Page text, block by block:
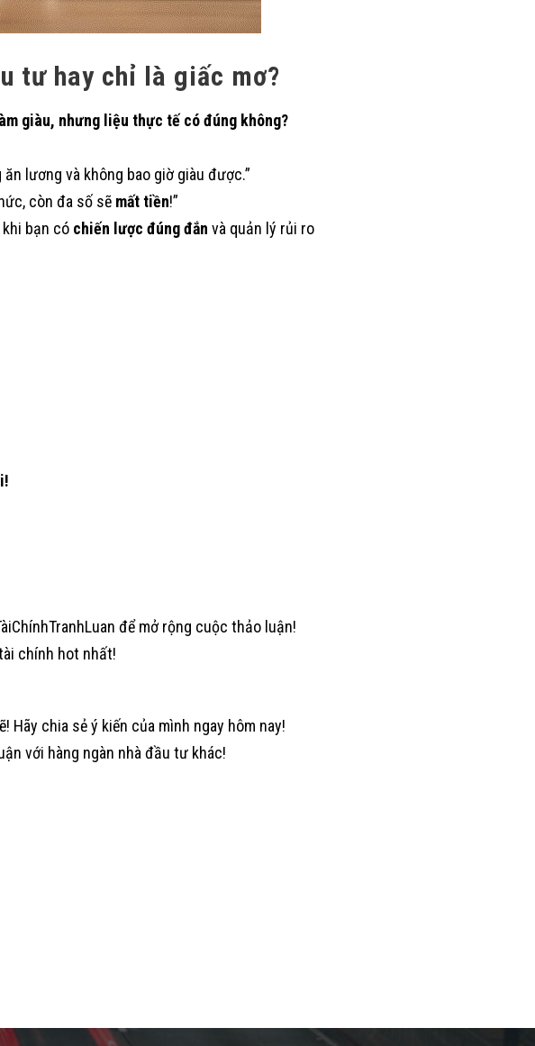
tư hay chỉ là giấc mơ?
giàu, nhưng liệu thực tế có đúng không?
lương và không bao giờ giàu được.”
còn đa số sẽ mất tiền!”
bạn có chiến lược đúng đắn và quản lý rủi ro
để mở rộng cuộc thảo luận!
chính hot nhất!
Hãy chia sẻ ý kiến của mình ngay hôm nay!
với hàng ngàn nhà đầu tư khác!